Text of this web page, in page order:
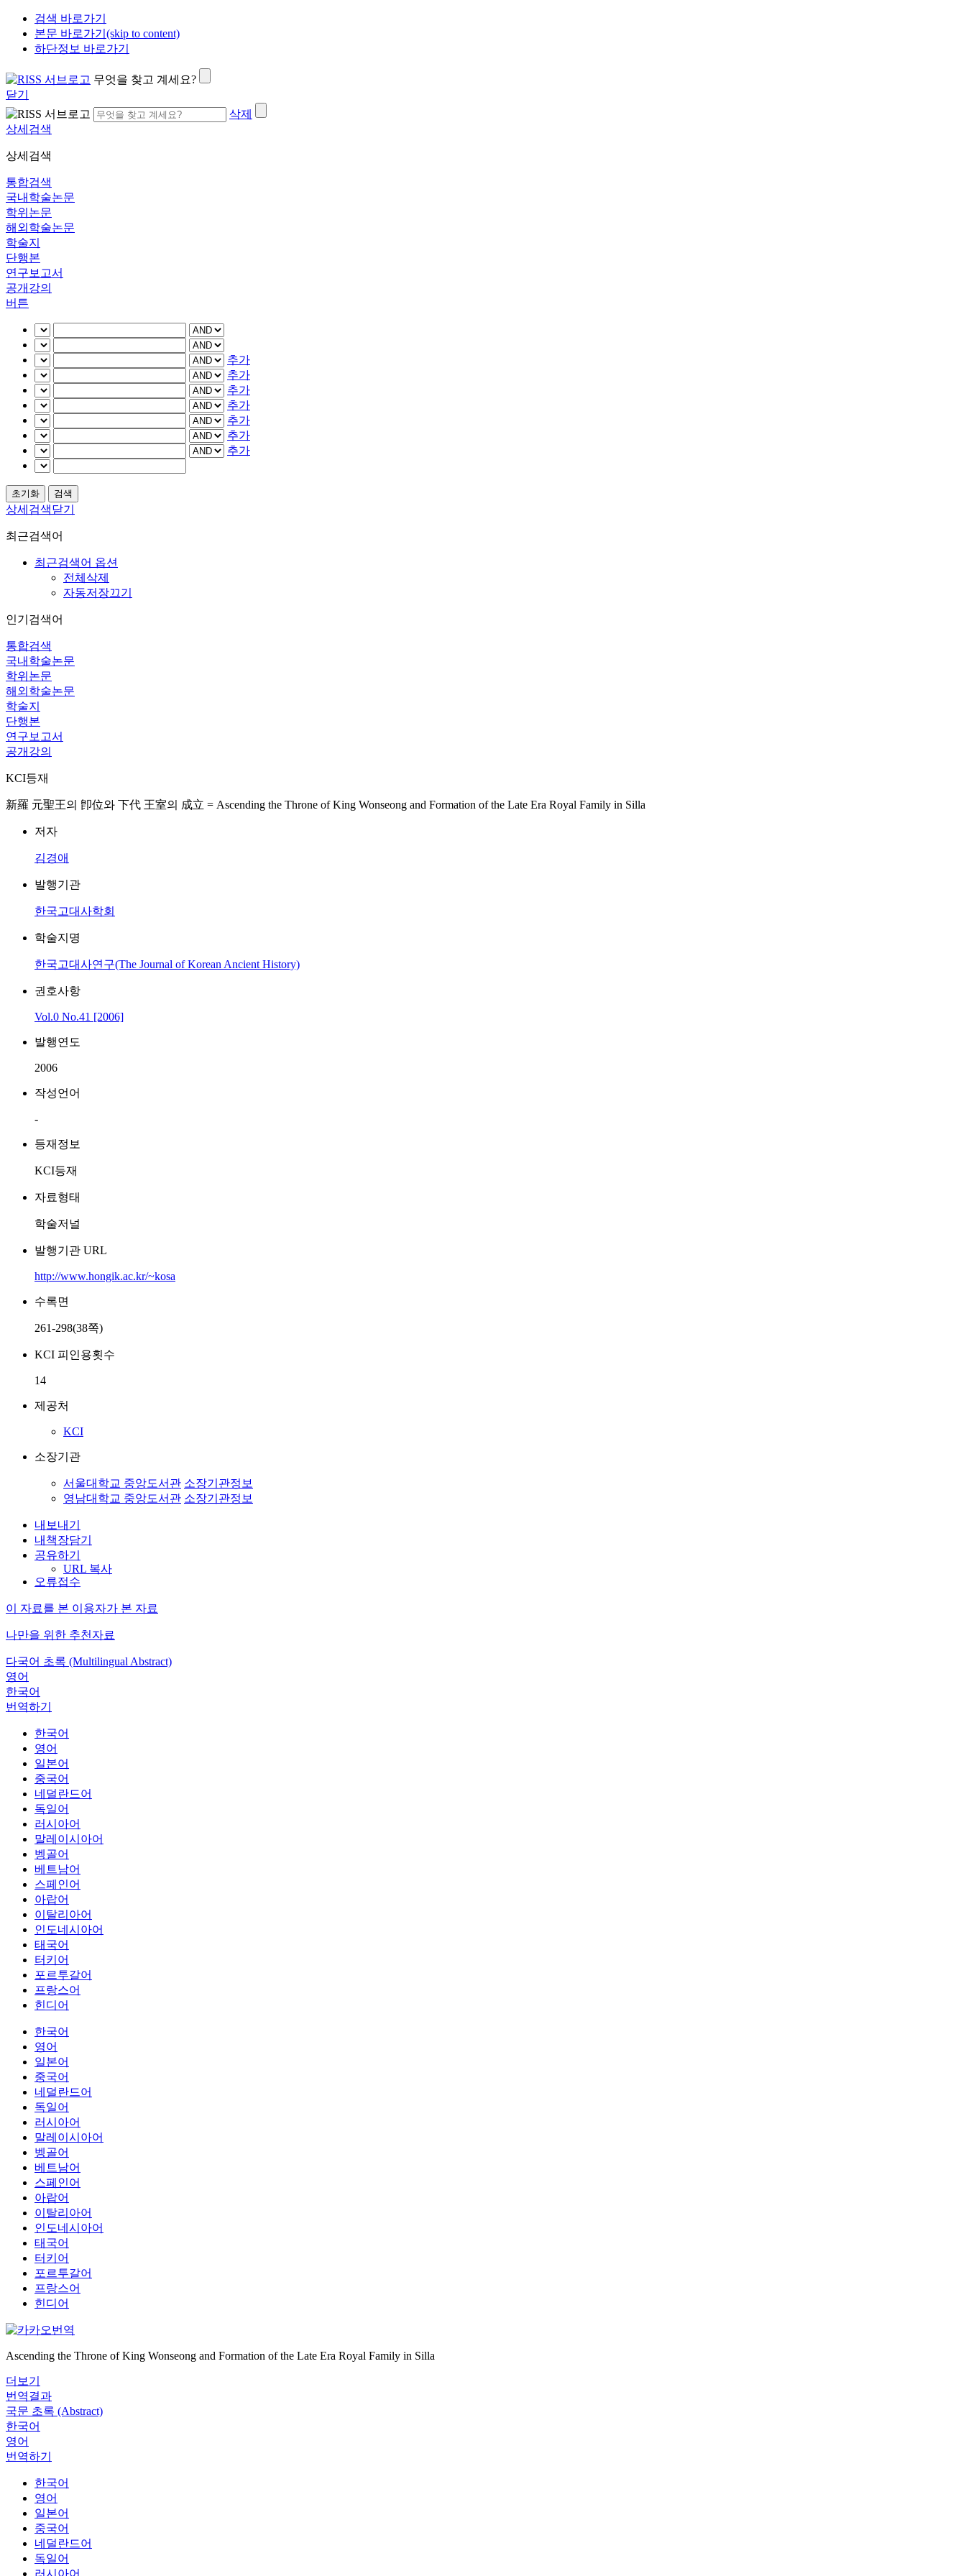
검색 바로가기
본문 바로가기(skip to content)
하단정보 바로가기
무엇을 찾고 계세요?
닫기
삭제
상세검색
상세검색
통합검색
국내학술논문
학위논문
해외학술논문
학술지
단행본
연구보고서
공개강의
버튼
추가
추가
추가
추가
추가
추가
추가
상세검색닫기
최근검색어
최근검색어 옵션
전체삭제
자동저장끄기
인기검색어
통합검색
국내학술논문
학위논문
해외학술논문
학술지
단행본
연구보고서
공개강의
KCI등재
新羅 元聖王의 卽位와 下代 王室의 成立 = Ascending the Throne of King Wonseong and Formation of the Late Era Royal Family in Silla
저자
김경애
발행기관
한국고대사학회
학술지명
한국고대사연구(The Journal of Korean Ancient History)
권호사항
Vol.0 No.41 [2006]
발행연도
2006
작성언어
-
등재정보
KCI등재
자료형태
학술저널
발행기관 URL
http://www.hongik.ac.kr/~kosa
수록면
261-298(38쪽)
KCI 피인용횟수
14
제공처
KCI
소장기관
서울대학교 중앙도서관 소장기관정보
영남대학교 중앙도서관 소장기관정보
내보내기
내책장담기
공유하기
URL 복사
오류접수
이 자료를 본 이용자가 본 자료
나만을 위한 추천자료
다국어 초록 (Multilingual Abstract)
영어
한국어
번역하기
한국어
영어
일본어
중국어
네덜란드어
독일어
러시아어
말레이시아어
벵골어
베트남어
스페인어
아랍어
이탈리아어
인도네시아어
태국어
터키어
포르투갈어
프랑스어
힌디어
한국어
영어
일본어
중국어
네덜란드어
독일어
러시아어
말레이시아어
벵골어
베트남어
스페인어
아랍어
이탈리아어
인도네시아어
태국어
터키어
포르투갈어
프랑스어
힌디어
Ascending the Throne of King Wonseong and Formation of the Late Era Royal Family in Silla
더보기
번역결과
국문 초록 (Abstract)
한국어
영어
번역하기
한국어
영어
일본어
중국어
네덜란드어
독일어
러시아어